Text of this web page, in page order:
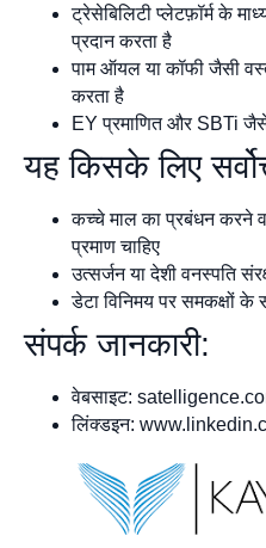
ट्रेसेबिलिटी प्लेटफ़ॉर्म के
प्रदान करता है
पाम ऑयल या कॉफी जैसी
करता है
EY प्रमाणित और SBTi
यह किसके लिए
कच्चे माल का प्रबंधन करने
प्रमाण चाहिए
उत्सर्जन या देशी वनस्पति
डेटा विनिमय पर समकक्षों
संपर्क जानकारी:
वेबसाइट:
लिंक्डइन: